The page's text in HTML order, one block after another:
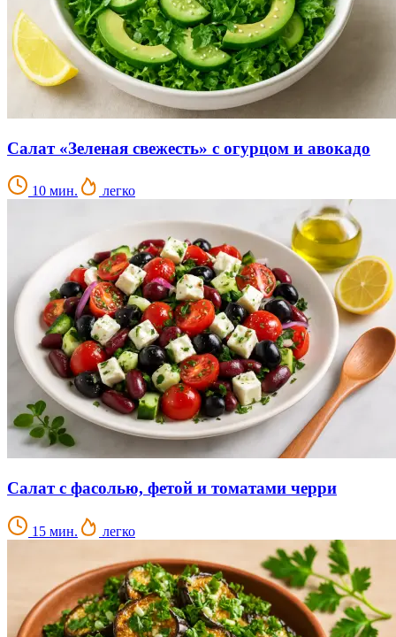
Салат «Зеленая свежесть» с огурцом и авокадо
10 мин. легко
Салат с фасолью, фетой и томатами черри
15 мин. легко